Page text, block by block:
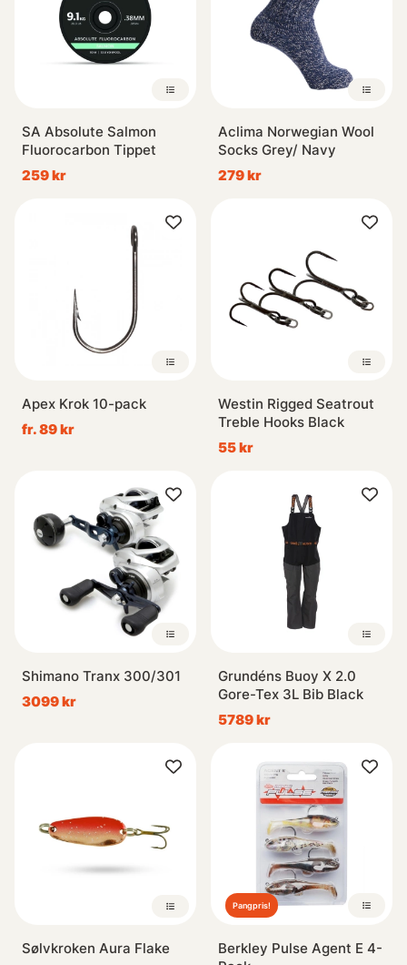
SA Absolute Salmon
Fluorocarbon Tippet
259 kr
Aclima Norwegian Wool
Socks Grey/ Navy
279 kr
Apex Krok 10-pack
fr. 89 kr
Westin Rigged Seatrout
Treble Hooks Black
55 kr
Shimano Tranx 300/301
3099 kr
Grundéns Buoy X 2.0
Gore-Tex 3L Bib Black
5789 kr
Sølvkroken Aura Flake
Pangpris!
Berkley Pulse Agent E 4-